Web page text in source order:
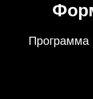
Программа